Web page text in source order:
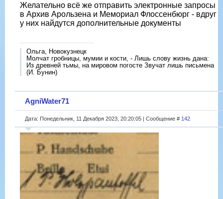
Желательно всë же отправить электронные запросы
в Архив Арользена и Мемориал Флоссенбюрг - вдруг
у них найдутся дополнительные документы
Ольга, Новокузнецк
Молчат гробницы, мумии и кости, - Лишь слову жизнь дана:
Из древней тьмы, на мировом погосте Звучат лишь письмена
(И. Бунин)
AgniWater71
Дата: Понедельник, 11 Декабря 2023, 20:20:05 | Сообщение # 142